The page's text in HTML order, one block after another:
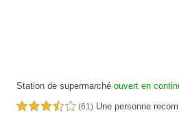
Station de supermarché ouvert en
3,5 étoiles sur 5 (61) Une personne